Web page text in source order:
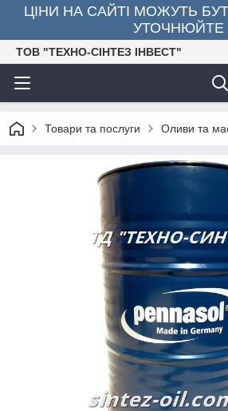
ЦІНИ НА САЙТІ МОЖУТЬ
УТОЧНЮЙТЕ
ТОВ "ТЕХНО-СІНТЕЗ ІНВЕСТ"
Товари та послуги Оливи та